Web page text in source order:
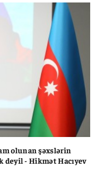
olunan şəxslərin
deyil - Hikmət Hacıyev